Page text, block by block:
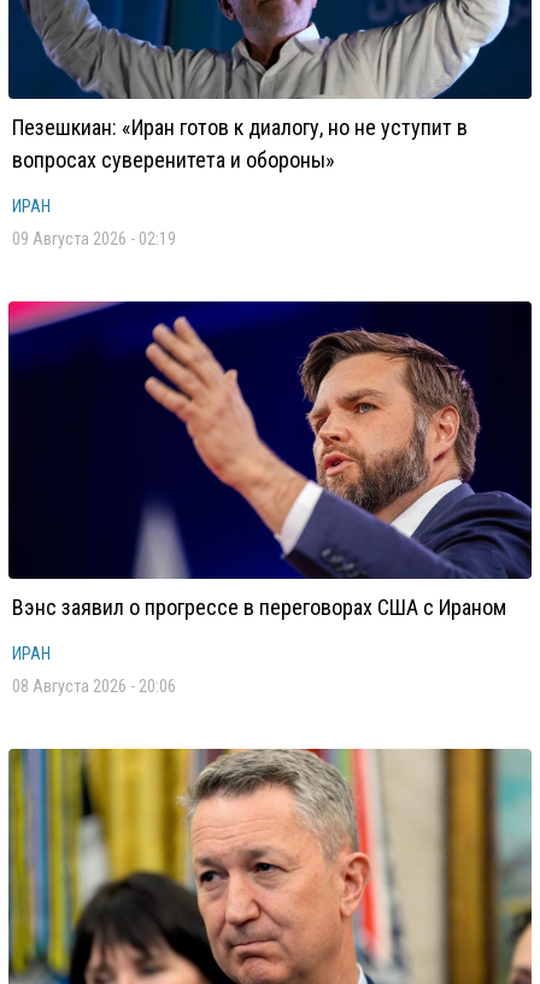
Пезешкиан: «Иран готов к диалогу, но не уступит в
вопросах суверенитета и обороны»
ИРАН
09 Августа 2026 - 02:19
Вэнс заявил о прогрессе в переговорах США с Ираном
ИРАН
08 Августа 2026 - 20:06